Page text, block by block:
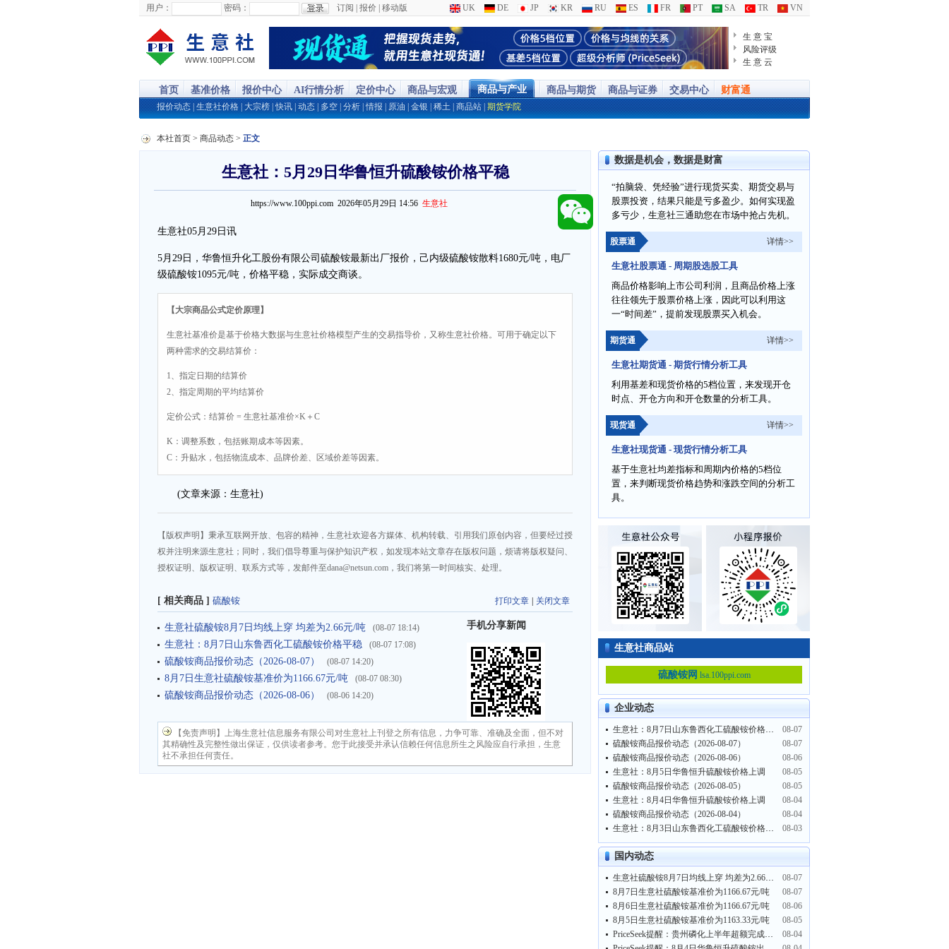
用户： 密码： 订阅 报价 移动版 UK DE JP KR RU ES FR PT SA TR VN
生 意 宝
风险评级
生 意 云
首页 基准价格 报价中心 AI行情分析 定价中心 商品与宏观 商品与产业 商品与期货 商品与证券 交易中心 财富通
报价动态 生意社价格 大宗榜 |快讯 动态 多空 分析 |情报 原油 金银 稀土 商品站 期货学院
本社首页 > 商品动态 > 正文
生意社：5月29日华鲁恒升硫酸铵价格平稳
https://www.100ppi.com 2026年05月29日 14:56 生意社
生意社05月29日讯
5月29日，华鲁恒升化工股份有限公司硫酸铵最新出厂报价，己内级硫酸铵散料1680元/吨，电厂
级硫酸铵1095元/吨，价格平稳，实际成交商谈。
【大宗商品公式定价原理】
生意社基准价是基于价格大数据与生意社价格模型产生的交易指导价，又称生意社价格。可用于确定以下
两种需求的交易结算价：
1、指定日期的结算价
2、指定周期的平均结算价
定价公式：结算价 = 生意社基准价×K＋C
K：调整系数，包括账期成本等因素。
C：升贴水，包括物流成本、品牌价差、区域价差等因素。
(文章来源：生意社)
【版权声明】秉承互联网开放、包容的精神，生意社欢迎各方媒体、机构转载、引用我们原创内容，但要经过授
权并注明来源生意社；同时，我们倡导尊重与保护知识产权，如发现本站文章存在版权问题，烦请将版权疑问、
授权证明、版权证明、联系方式等，发邮件至dana@netsun.com，我们将第一时间核实、处理。
打印文章 关闭文章
[ 相关商品 ] 硫酸铵
生意社硫酸铵8月7日均线上穿 均差为2.66元/吨 (08-07 18:14)
生意社：8月7日山东鲁西化工硫酸铵价格平稳 (08-07 17:08)
硫酸铵商品报价动态（2026-08-07） (08-07 14:20)
8月7日生意社硫酸铵基准价为1166.67元/吨 (08-07 08:30)
硫酸铵商品报价动态（2026-08-06） (08-06 14:20)
手机分享新闻
【免责声明】上海生意社信息服务有限公司对生意社上刊登之所有信息，力争可靠、准确及全面，但不对
其精确性及完整性做出保证，仅供读者参考。您于此接受并承认信赖任何信息所生之风险应自行承担，生意
社不承担任何责任。
数据是机会，数据是财富
“拍脑袋、凭经验”进行现货买卖、期货交易与
股票投资，结果只能是亏多盈少。如何实现盈
多亏少，生意社三通助您在市场中抢占先机。
股票通 详情>>
生意社股票通 - 周期股选股工具
商品价格影响上市公司利润，且商品价格上涨
往往领先于股票价格上涨，因此可以利用这
一“时间差”，提前发现股票买入机会。
期货通 详情>>
生意社期货通 - 期货行情分析工具
利用基差和现货价格的5档位置，来发现开仓
时点、开仓方向和开仓数量的分析工具。
现货通 详情>>
生意社现货通 - 现货行情分析工具
基于生意社均差指标和周期内价格的5档位
置，来判断现货价格趋势和涨跌空间的分析工
具。
生意社商品站
硫酸铵网 lsa.100ppi.com
企业动态
生意社：8月7日山东鲁西化工硫酸铵价格平稳
08-07
硫酸铵商品报价动态（2026-08-07）
08-07
硫酸铵商品报价动态（2026-08-06）
08-06
生意社：8月5日华鲁恒升硫酸铵价格上调
08-05
硫酸铵商品报价动态（2026-08-05）
08-05
生意社：8月4日华鲁恒升硫酸铵价格上调
08-04
硫酸铵商品报价动态（2026-08-04）
08-04
生意社：8月3日山东鲁西化工硫酸铵价格上调
08-03
国内动态
生意社硫酸铵8月7日均线上穿 均差为2.66元/吨
08-07
8月7日生意社硫酸铵基准价为1166.67元/吨
08-07
8月6日生意社硫酸铵基准价为1166.67元/吨
08-06
8月5日生意社硫酸铵基准价为1163.33元/吨
08-05
PriceSeek提醒：贵州磷化上半年超额完成化肥生产保供任务
08-04